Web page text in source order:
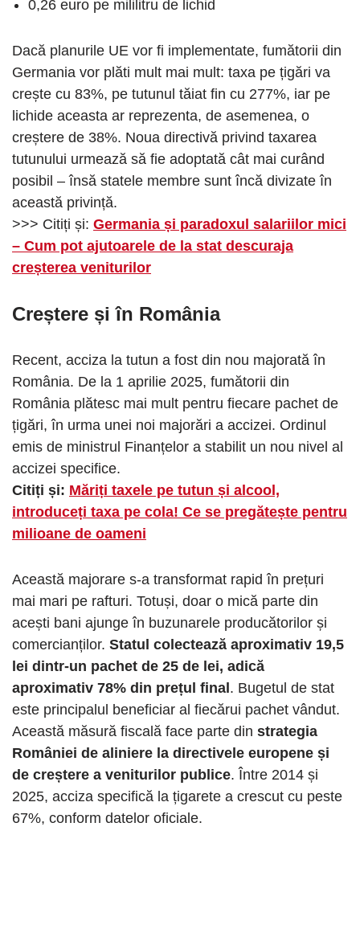
0,26 euro pe mililitru de lichid
Dacă planurile UE vor fi implementate, fumătorii din
Germania vor plăti mult mai mult: taxa pe țigări va
crește cu 83%, pe tutunul tăiat fin cu 277%, iar pe
lichide aceasta ar reprezenta, de asemenea, o
creștere de 38%. Noua directivă privind taxarea
tutunului urmează să fie adoptată cât mai curând
posibil – însă statele membre sunt încă divizate în
această privință.
>>> Citiți și: Germania și paradoxul salariilor mici
– Cum pot ajutoarele de la stat descuraja
creșterea veniturilor
Creștere și în România
Recent, acciza la tutun a fost din nou majorată în
România. De la 1 aprilie 2025, fumătorii din
România plătesc mai mult pentru fiecare pachet de
țigări, în urma unei noi majorări a accizei. Ordinul
emis de ministrul Finanțelor a stabilit un nou nivel al
accizei specifice.
Citiți și: Măriți taxele pe tutun și alcool,
introduceți taxa pe cola! Ce se pregătește pentru
milioane de oameni
Această majorare s-a transformat rapid în prețuri
mai mari pe rafturi. Totuși, doar o mică parte din
acești bani ajunge în buzunarele producătorilor și
comercianților. Statul colectează aproximativ 19,5
lei dintr-un pachet de 25 de lei, adică
aproximativ 78% din prețul final. Bugetul de stat
este principalul beneficiar al fiecărui pachet vândut.
Această măsură fiscală face parte din strategia
României de aliniere la directivele europene și
de creștere a veniturilor publice. Între 2014 și
2025, acciza specifică la țigarete a crescut cu peste
67%, conform datelor oficiale.